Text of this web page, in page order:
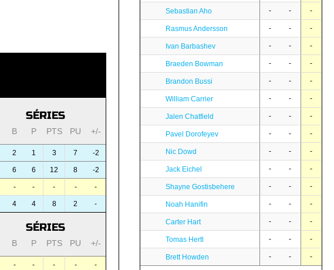
SÉRIES
B P PTS PU +/-
2 1 3 7 -2
6 6 12 8 -2
- - - - -
4 4 8 2 -
SÉRIES
B P PTS PU +/-
- - - - -
Sebastian Aho - - -
Rasmus Andersson - - -
Ivan Barbashev - - -
Braeden Bowman - - -
Brandon Bussi - - -
William Carrier - - -
Jalen Chatfield - - -
Pavel Dorofeyev - - -
Nic Dowd - - -
Jack Eichel - - -
Shayne Gostisbehere - - -
Noah Hanifin - - -
Carter Hart - - -
Tomas Hertl - - -
Brett Howden - - -